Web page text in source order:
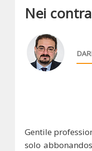
Nei
Gentile
solo